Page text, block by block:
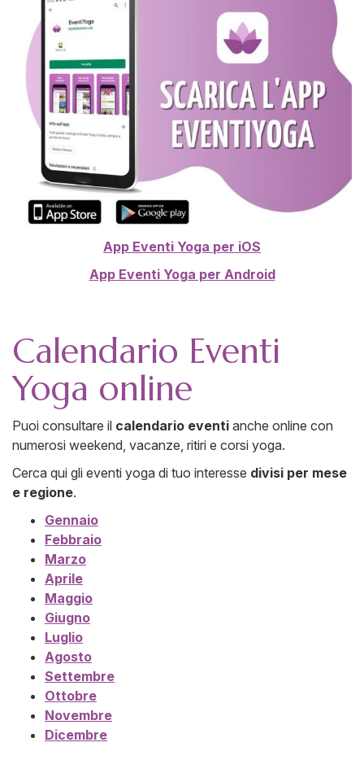
App Eventi Yoga per iOS
App Eventi Yoga per Android
Calendario Eventi
Yoga online
Puoi consultare il calendario eventi anche online con
numerosi weekend, vacanze, ritiri e corsi yoga.
Cerca qui gli eventi yoga di tuo interesse divisi per mese
e regione.
Gennaio
Febbraio
Marzo
Aprile
Maggio
Giugno
Luglio
Agosto
Settembre
Ottobre
Novembre
Dicembre